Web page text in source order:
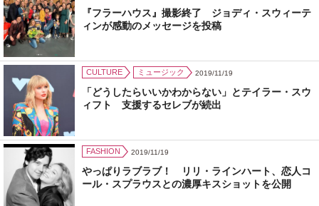
『フラーハウス』撮影終了 ジョディ・スウィーテ
ィンが感動のメッセージを投稿
CULTURE ミュージック 2019/11/19
「どうしたらいいかわからない」とテイラー・スウ
ィフト 支援するセレブが続出
FASHION 2019/11/19
やっぱりラブラブ！ リリ・ラインハート、恋人コ
ール・スプラウスとの濃厚キスショットを公開